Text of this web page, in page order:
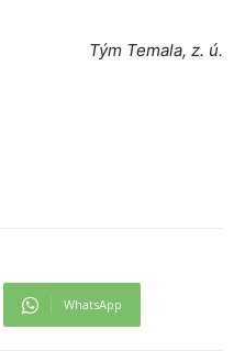
Tým Temala, z. ú.
WhatsApp